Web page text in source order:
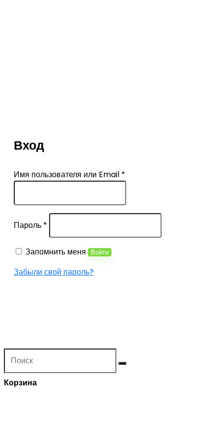
Вход
Имя пользователя или Email *
Пароль *
Запомнить меня Войти
Забыли свой пароль?
Корзина